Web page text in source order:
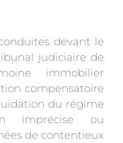
devant le
judiciaire de
immobilier
compensatoire
du régime
imprécise ou
de contentieux